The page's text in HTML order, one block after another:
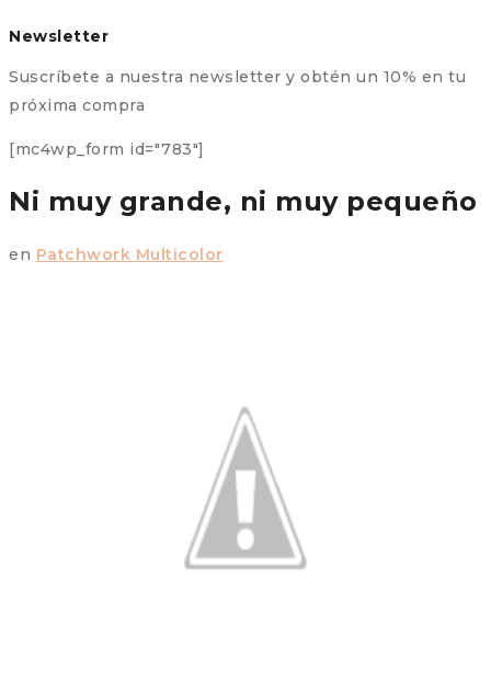
Newsletter
Suscríbete a nuestra newsletter y obtén un 10% en tu
próxima compra
[mc4wp_form id="783"]
Ni muy grande, ni muy pequeño
en Patchwork Multicolor